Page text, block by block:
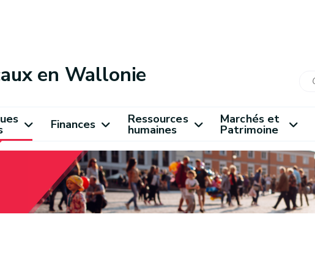
en Wallonie
Finances Ressources
humaines
Marchés et
Patrimoine